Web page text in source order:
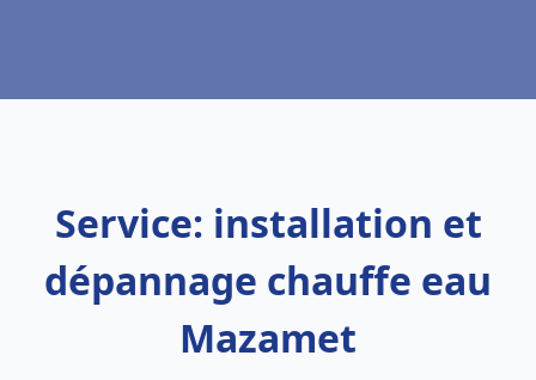
Service: installation et
dépannage chauffe eau
Mazamet